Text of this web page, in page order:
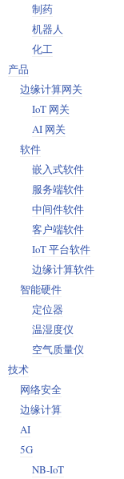
制药
机器人
化工
产品
边缘计算网关
IoT 网关
AI 网关
软件
嵌入式软件
服务端软件
中间件软件
客户端软件
IoT 平台软件
边缘计算软件
智能硬件
定位器
温湿度仪
空气质量仪
技术
网络安全
边缘计算
AI
5G
NB-IoT